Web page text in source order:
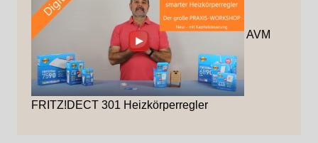
AVM
FRITZ!DECT 301 Heizkörperregler